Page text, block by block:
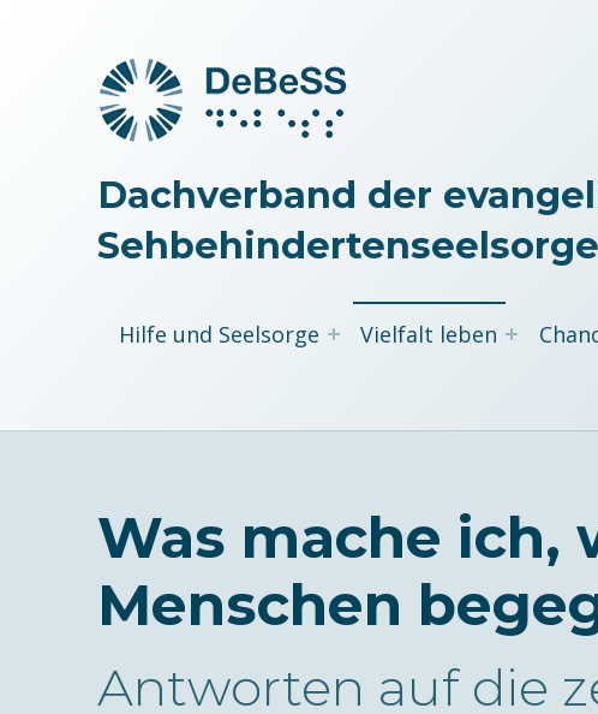
Dachverband der
Sehbehindertenseelsorge
Hilfe und Seelsorge Vielfalt leben
Was mache
Menschen
Antworten auf die